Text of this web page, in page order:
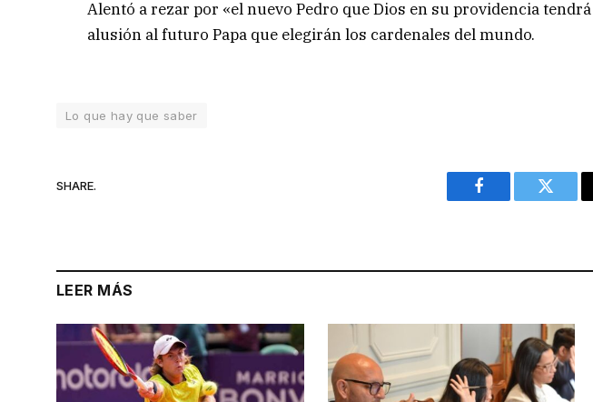
Alentó a rezar por «el nuevo Pedro que Dios en su providencia
alusión al futuro Papa que elegirán los cardenales del mundo.
Lo que hay que saber
SHARE.
Facebook Twitter
LEER MÁS